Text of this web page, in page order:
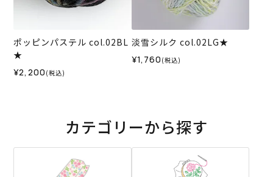
ポッピンパステル col.02BL
★
¥2,200 (税込)
淡雪シルク col.02LG★
¥1,760 (税込)
カテゴリーから探す